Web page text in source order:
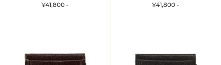
¥41,800 -
¥41,800 -